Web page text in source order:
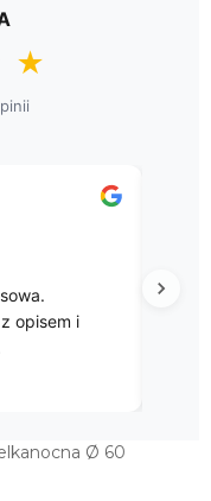
★
opisem i
Ø 60